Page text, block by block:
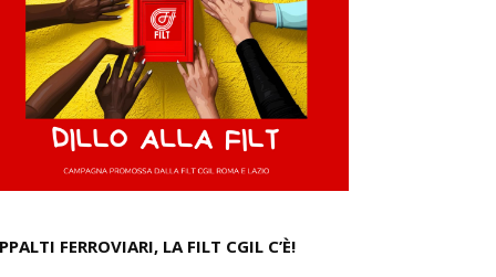
FERROVIARI, LA FILT CGIL C’È!